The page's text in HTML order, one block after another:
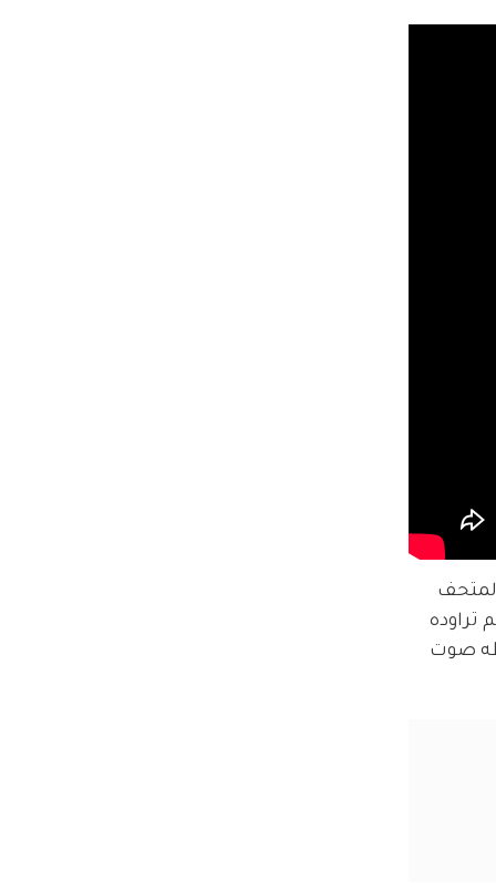
المتحف
تراوده
صوت